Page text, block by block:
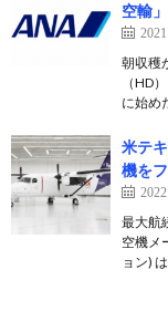
空輸
朝収穫
（HD
に始め
米テ
機を
最大航
空機メ
ョン)